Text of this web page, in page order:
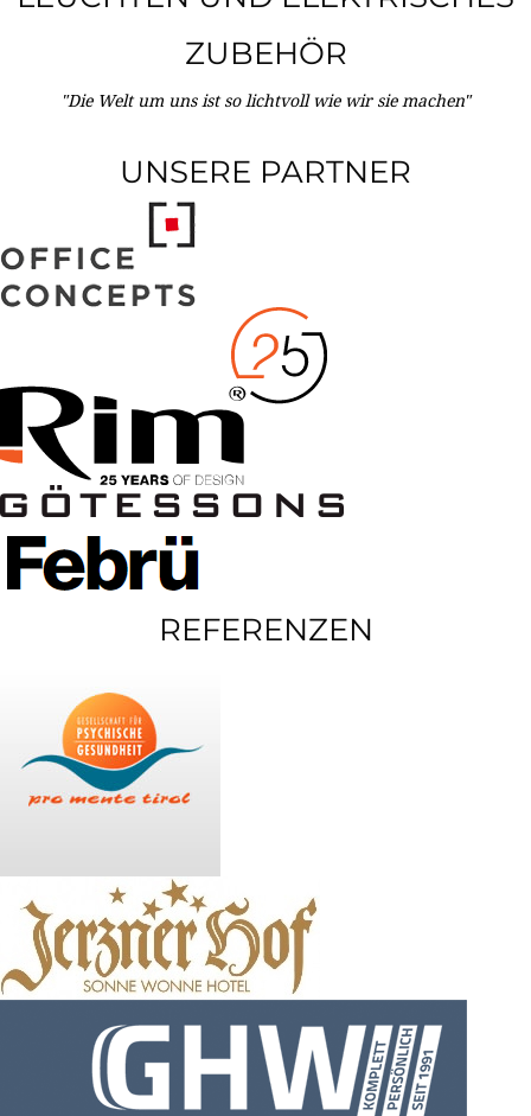
ZUBEHÖR
"Die Welt um uns ist so lichtvoll wie wir sie machen"
UNSERE PARTNER
REFERENZEN